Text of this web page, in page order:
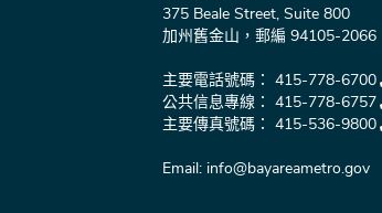
375 Beale Street, Suite 800
加州舊金山，郵編 94105-2066
主要電話號碼： 415-778-6700
公共信息專線： 415-778-6757
主要傳真號碼： 415-536-9800
Email: info@bayareametro.gov